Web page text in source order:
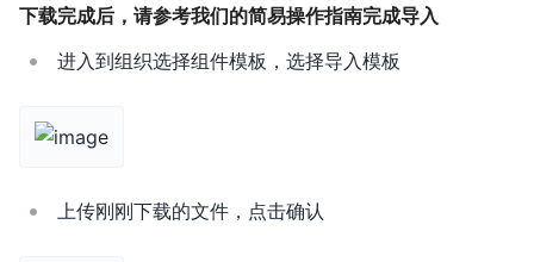
产品描述
产品定价
快速入门
下载完成后，请参考我们的简易操作指南完成导入
进入到组织选择组件模板，选择导入模板
上传刚刚下载的文件，点击确认